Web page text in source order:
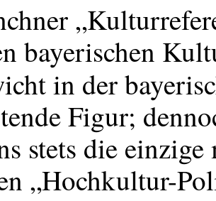
bayerischen
in der
Figur;
stets die
„Hochkultur-